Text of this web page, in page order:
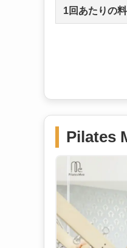
1回あたりの
Pilates